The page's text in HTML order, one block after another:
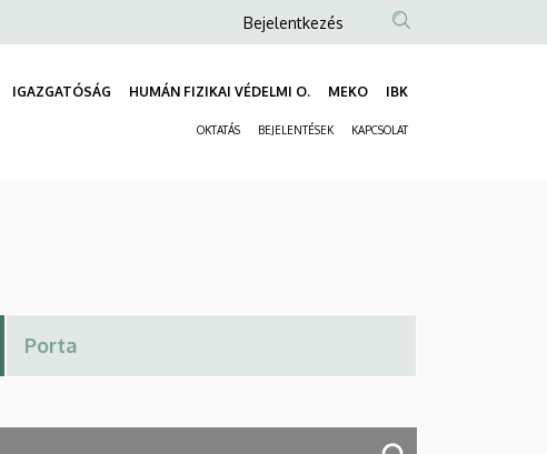
Anonim
fiók
menüje
Bejelentkezés
IGAZGATÓSÁG HUMÁN FIZIKAI VÉDELMI O. MEKO IBK
OKTATÁS BEJELENTÉSEK KAPCSOLAT